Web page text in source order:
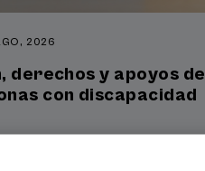
2026
derechos y apoyos de
con discapacidad